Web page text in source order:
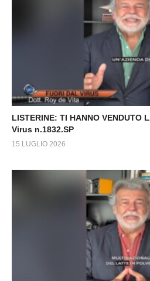
LISTERINE: TI HANNO VENDUTO
Virus n.1832.SP
15 LUGLIO 2026